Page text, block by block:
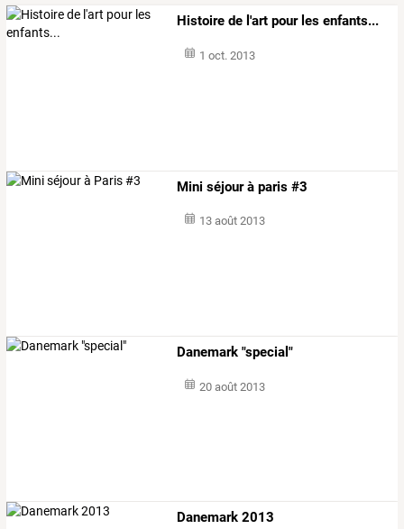
Histoire de l'art pour les enfants...
1 oct. 2013
Mini séjour à paris #3
13 août 2013
Danemark "special"
20 août 2013
Danemark 2013